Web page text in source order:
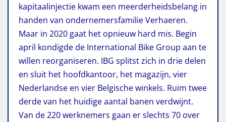
kapitaalinjectie kwam een meerderheidsbelang in
handen van ondernemersfamilie Verhaeren.
Maar in 2020 gaat het opnieuw hard mis. Begin
april kondigde de International Bike Group aan te
willen reorganiseren. IBG splitst zich in drie delen
en sluit het hoofdkantoor, het magazijn, vier
Nederlandse en vier Belgische winkels. Ruim twee
derde van het huidige aantal banen verdwijnt.
Van de 220 werknemers gaan er slechts 70 over